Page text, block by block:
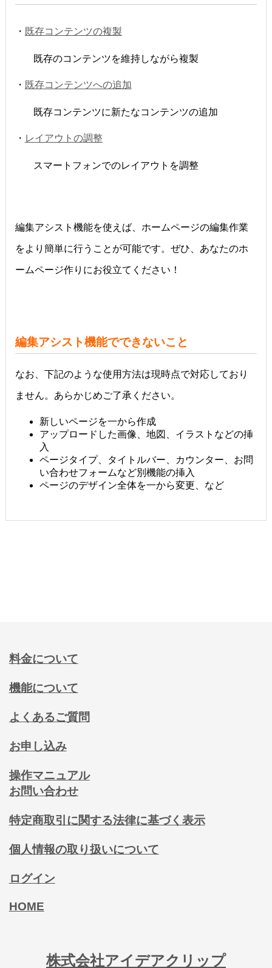
・ 既存コンテンツの複製
既存のコンテンツを維持しながら複製
・ 既存コンテンツへの追加
既存コンテンツに新たなコンテンツの追加
・ レイアウトの調整
スマートフォンでのレイアウトを調整
編集アシスト機能を使えば、ホームページの編集作業
をより簡単に行うことが可能です。ぜひ、あなたのホ
ームページ作りにお役立てください！
編集アシスト機能でできないこと
なお、下記のような使用方法は現時点で対応しており
ません。あらかじめご了承ください。
新しいページを一から作成
アップロードした画像、地図、イラストなどの挿
入
ページタイプ、タイトルバー、カウンター、お問
い合わせフォームなど別機能の挿入
ページのデザイン全体を一から変更、など
料金について
機能について
よくあるご質問
お申し込み
操作マニュアル
お問い合わせ
特定商取引に関する法律に基づく表示
個人情報の取り扱いについて
ログイン
HOME
株式会社アイデアクリップ